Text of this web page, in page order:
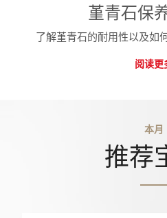
堇青石保
了解堇青石的耐用性以及如
阅读更
本月
推荐